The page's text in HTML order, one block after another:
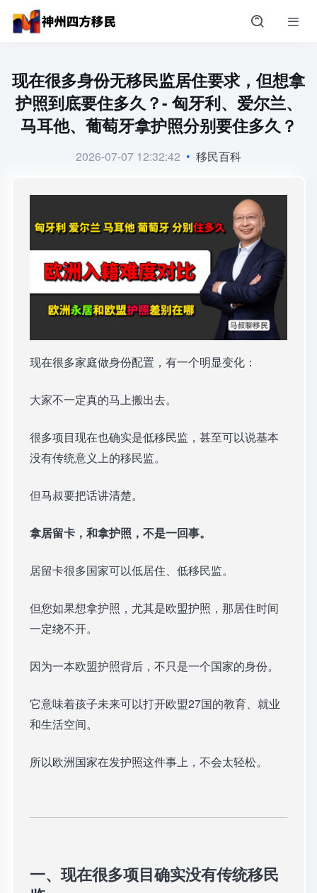
现在很多身份无移民监居住要求，但想拿
护照到底要住多久？- 匈牙利、爱尔兰、
马耳他、葡萄牙拿护照分别要住多久？
2026-07-07 12:32:42 • 移民百科
现在很多家庭做身份配置，有一个明显变化：
大家不一定真的马上搬出去。
很多项目现在也确实是低移民监，甚至可以说基本
没有传统意义上的移民监。
但马叔要把话讲清楚。
拿居留卡，和拿护照，不是一回事。
居留卡很多国家可以低居住、低移民监。
但您如果想拿护照，尤其是欧盟护照，那居住时间
一定绕不开。
因为一本欧盟护照背后，不只是一个国家的身份。
它意味着孩子未来可以打开欧盟27国的教育、就业
和生活空间。
所以欧洲国家在发护照这件事上，不会太轻松。
一、现在很多项目确实没有传统移民